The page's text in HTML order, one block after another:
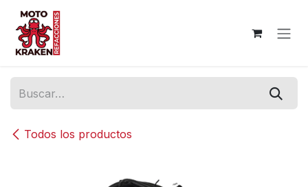
Ir al contenido
Todos los productos